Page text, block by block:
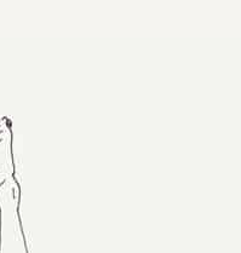
schöner
Ecolodges in
zum Surfen und